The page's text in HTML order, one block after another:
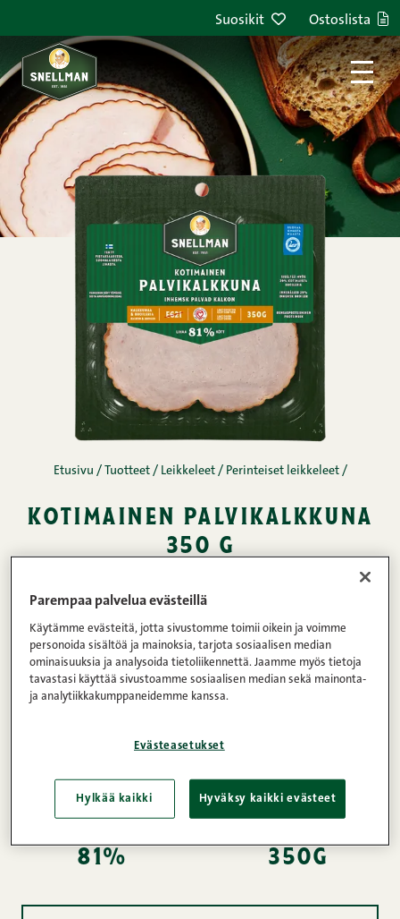
Suosikit Ostoslista
Etusivu / Tuotteet / Leikkeleet / Perinteiset leikkeleet /
kotimainen palvikalkkuna
350 g
Kotimaisessa palvikalkkunassa on mukana 29
prosenttia broilerilihaa, erinomaisen hyvä
vaihtoehto valkoisen lihan ystävälle. Iso koko
tekee viipaleista poikkeuksellisen mureita ja
verkossa kypsentäminen viimeistelee kauniin
korostuu.
Lihapitoisuus
81%
Paino
350g
Parempaa palvelua evästeillä
Käytämme evästeitä, jotta sivustomme toimii oikein ja voimme
personoida sisältöä ja mainoksia, tarjota sosiaalisen median
ominaisuuksia ja analysoida tietoliikennettä. Jaamme myös tietoja
tavastasi käyttää sivustoamme sosiaalisen median sekä mainonta-
ja analytiikkakumppaneidemme kanssa.
Evästeasetukset
Hylkää kaikki Hyväksy kaikki evästeet